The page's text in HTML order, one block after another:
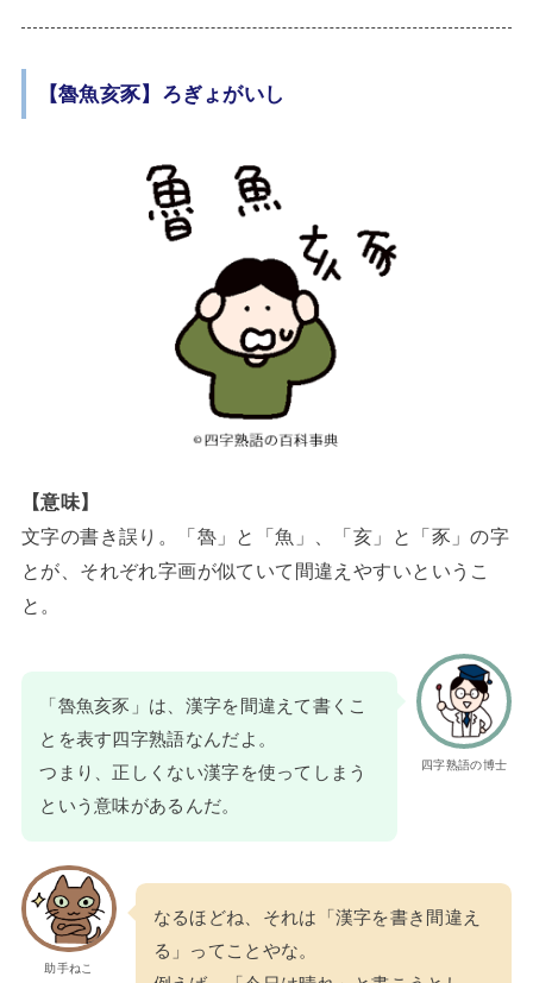
【魯魚亥豕】ろぎょがいし
【意味】
文字の書き誤り。「魯」と「魚」、「亥」と「豕」の字
とが、それぞれ字画が似ていて間違えやすいというこ
と。
四字熟語の博士
「魯魚亥豕」は、漢字を間違えて書くこ
とを表す四字熟語なんだよ。
つまり、正しくない漢字を使ってしまう
という意味があるんだ。
助手ねこ
なるほどね、それは「漢字を書き間違え
る」ってことやな。